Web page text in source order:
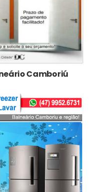
Camboriú